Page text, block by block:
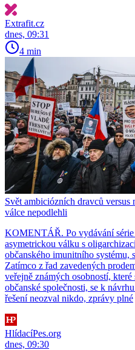
Extrafit.cz
dnes, 09:31
4 min
Svět ambiciózních dravců
válce nepodlehli
KOMENTÁŘ. Po vydávání série
asymetrickou válku s
občanského imunitního
Zatímco z řad zavedených
veřejně známých osobností,
občanské společnosti, se k
řešení neozval nikdo, zprávy plné
HlídacíPes.org
dnes, 09:30